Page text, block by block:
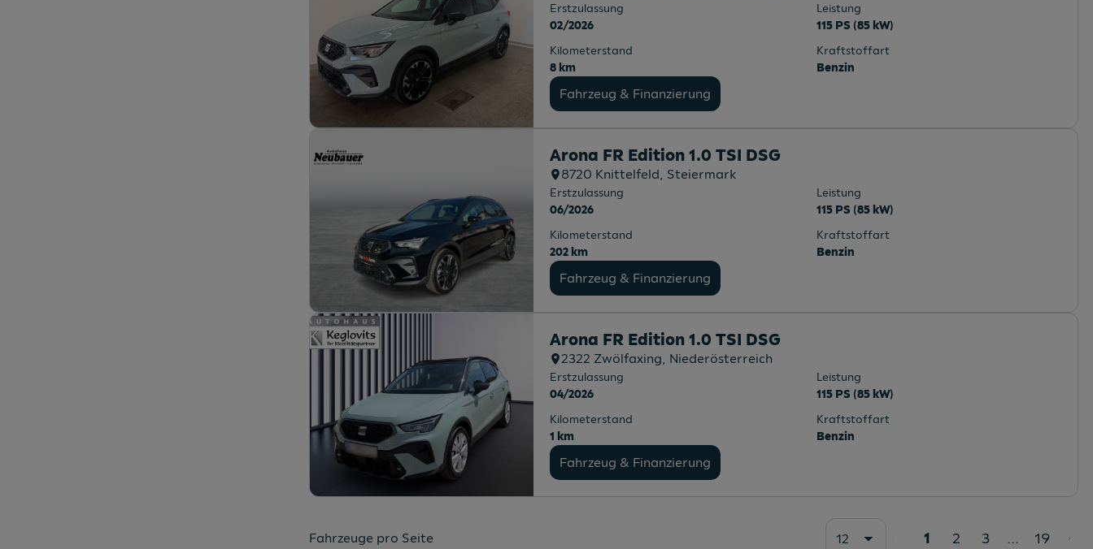
Erstzulassung
02/2026
Leistung
115 PS (85 kW)
Kilometerstand
8 km
Kraftstoffart
Benzin
Fahrzeug & Finanzierung
Arona FR Edition 1.0 TSI DSG
8720 Knittelfeld, Steiermark
Erstzulassung
06/2026
Leistung
115 PS (85 kW)
Kilometerstand
202 km
Kraftstoffart
Benzin
Fahrzeug & Finanzierung
Arona FR Edition 1.0 TSI DSG
2322 Zwölfaxing, Niederösterreich
Erstzulassung
04/2026
Leistung
115 PS (85 kW)
Kilometerstand
1 km
Kraftstoffart
Benzin
Fahrzeug & Finanzierung
Fahrzeuge pro Seite 12 1 2 3 ... 19